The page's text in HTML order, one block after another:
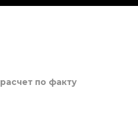
расчет по факту